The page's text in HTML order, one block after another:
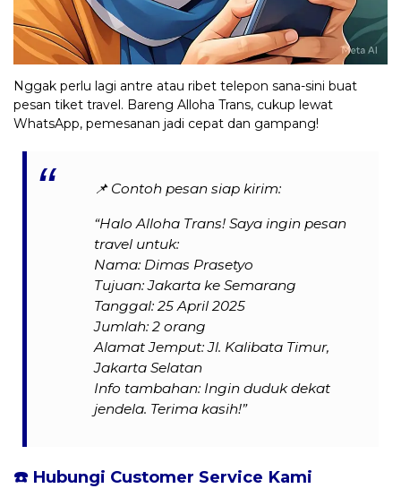
Nggak perlu lagi antre atau ribet telepon sana-sini buat
pesan tiket travel. Bareng Alloha Trans, cukup lewat
WhatsApp, pemesanan jadi cepat dan gampang!
📌 Contoh pesan siap kirim:
“Halo Alloha Trans! Saya ingin pesan
travel untuk:
Nama: Dimas Prasetyo
Tujuan: Jakarta ke Semarang
Tanggal: 25 April 2025
Jumlah: 2 orang
Alamat Jemput: Jl. Kalibata Timur,
Jakarta Selatan
Info tambahan: Ingin duduk dekat
jendela. Terima kasih!”
☎️ Hubungi Customer Service Kami